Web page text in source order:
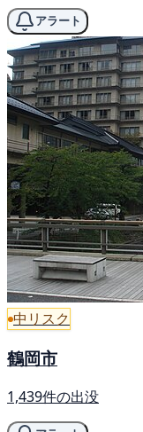
アラート
中リスク
鶴岡市
1,439件の出没